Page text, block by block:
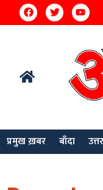
प्रमुख ख़बर बाँदा